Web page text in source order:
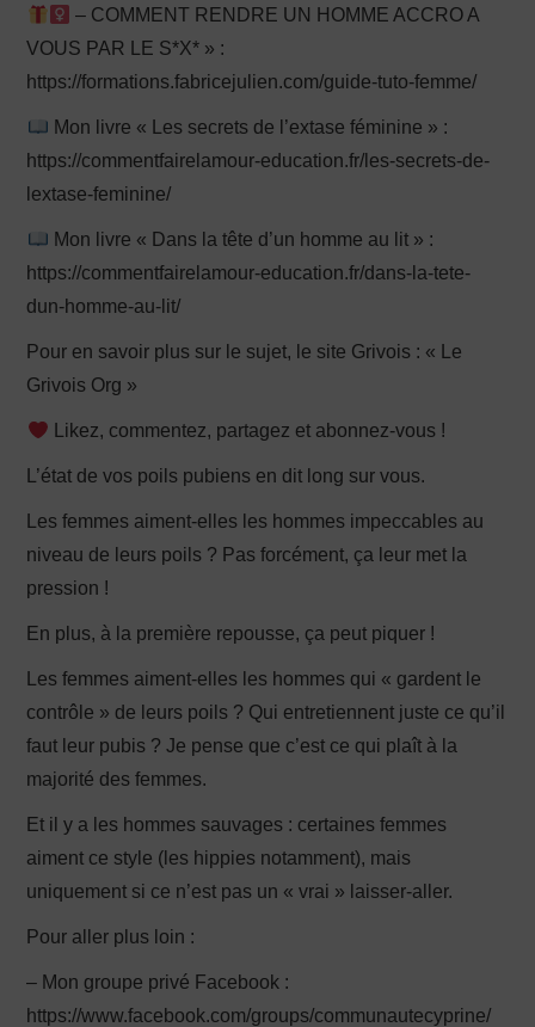
– COMMENT RENDRE UN HOMME ACCRO A
VOUS PAR LE S*X* » :
https://formations.fabricejulien.com/guide-tuto-femme/
Mon livre « Les secrets de l’extase féminine » :
https://commentfairelamour-education.fr/les-secrets-de-
lextase-feminine/
Mon livre « Dans la tête d’un homme au lit » :
https://commentfairelamour-education.fr/dans-la-tete-
dun-homme-au-lit/
Pour en savoir plus sur le sujet, le site Grivois : « Le
Grivois Org »
Likez, commentez, partagez et abonnez-vous !
L’état de vos poils pubiens en dit long sur vous.
Les femmes aiment-elles les hommes impeccables au
niveau de leurs poils ? Pas forcément, ça leur met la
pression !
En plus, à la première repousse, ça peut piquer !
Les femmes aiment-elles les hommes qui « gardent le
contrôle » de leurs poils ? Qui entretiennent juste ce qu’il
faut leur pubis ? Je pense que c’est ce qui plaît à la
majorité des femmes.
Et il y a les hommes sauvages : certaines femmes
aiment ce style (les hippies notamment), mais
uniquement si ce n’est pas un « vrai » laisser-aller.
Pour aller plus loin :
– Mon groupe privé Facebook :
https://www.facebook.com/groups/communautecyprine/